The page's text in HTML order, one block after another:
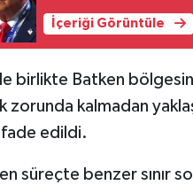
İçeriği Görüntüle
birlikte Batken
zorunda kalmadan
edildi.
süreçte benzer sınır